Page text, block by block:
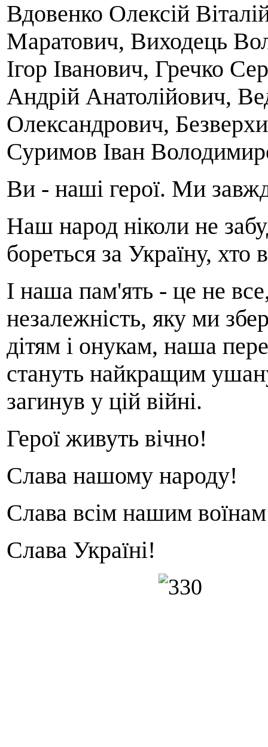
Вдовенко Олексій
Маратович, Виходець
Ігор Іванович, Гречко
Андрій Анатолійович,
Олександрович,
Суримов Іван
Ви - наші герої. Ми
Наш народ ніколи не
бореться за Україну, хто
І наша пам'ять - це не
незалежність, яку ми
дітям і онукам, наша
стануть найкращим
загинув у цій війні.
Герої живуть вічно!
Слава нашому народу!
Слава всім нашим
Слава Україні!